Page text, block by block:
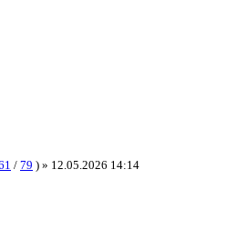
/ 79 ) » 12.05.2026 14:14